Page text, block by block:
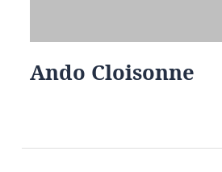
Ando Cloisonne